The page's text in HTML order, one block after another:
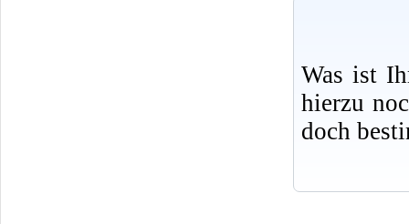
Was ist
hierzu
doch